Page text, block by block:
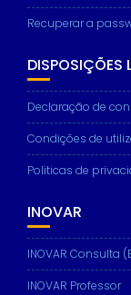
Recuperar a
DISPOSIÇÕES
Declaração de
Condições de
Politicas de
INOVAR
INOVAR Consulta
INOVAR Professor